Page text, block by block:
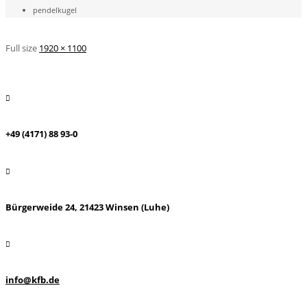
pendelkugel
Full size 1920 × 1100
+49 (4171) 88 93-0
Bürgerweide 24, 21423 Winsen (Luhe)
info@kfb.de